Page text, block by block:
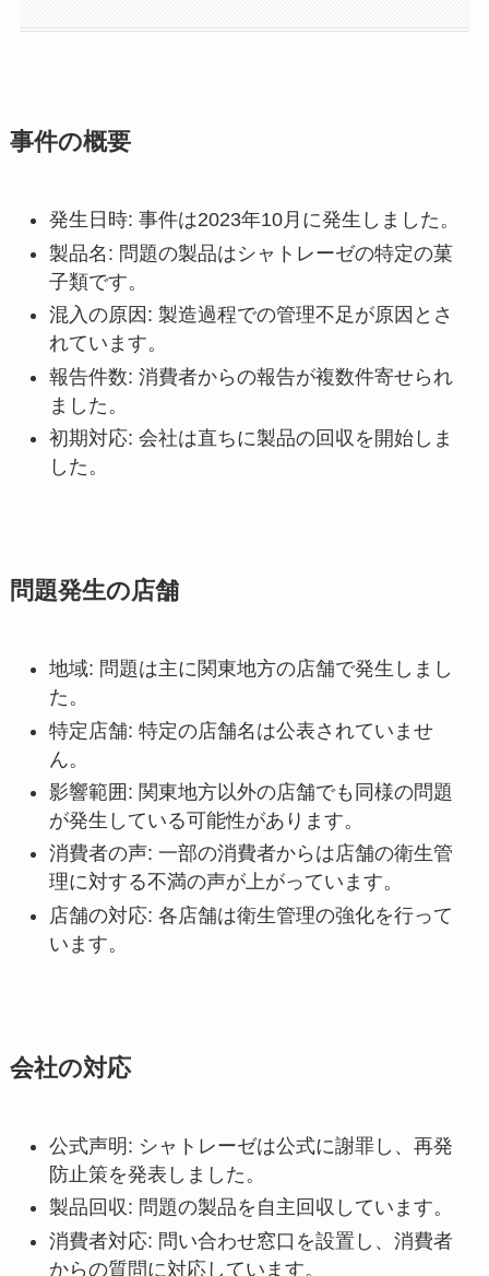
事件の概要
発生日時: 事件は2023年10月に発生しました。
製品名: 問題の製品はシャトレーゼの特定の菓
子類です。
混入の原因: 製造過程での管理不足が原因とさ
れています。
報告件数: 消費者からの報告が複数件寄せられ
ました。
初期対応: 会社は直ちに製品の回収を開始しま
した。
問題発生の店舗
地域: 問題は主に関東地方の店舗で発生しまし
た。
特定店舗: 特定の店舗名は公表されていませ
ん。
影響範囲: 関東地方以外の店舗でも同様の問題
が発生している可能性があります。
消費者の声: 一部の消費者からは店舗の衛生管
理に対する不満の声が上がっています。
店舗の対応: 各店舗は衛生管理の強化を行って
います。
会社の対応
公式声明: シャトレーゼは公式に謝罪し、再発
防止策を発表しました。
製品回収: 問題の製品を自主回収しています。
消費者対応: 問い合わせ窓口を設置し、消費者
からの質問に対応しています。